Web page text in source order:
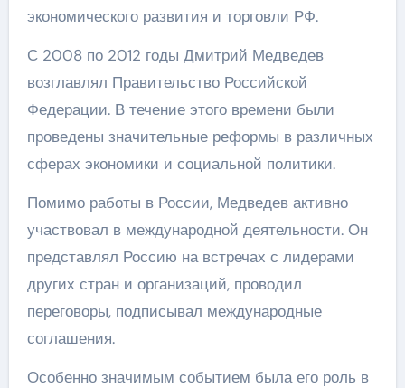
экономического развития и торговли РФ.
С 2008 по 2012 годы Дмитрий Медведев
возглавлял Правительство Российской
Федерации. В течение этого времени были
проведены значительные реформы в различных
сферах экономики и социальной политики.
Помимо работы в России, Медведев активно
участвовал в международной деятельности. Он
представлял Россию на встречах с лидерами
других стран и организаций, проводил
переговоры, подписывал международные
соглашения.
Особенно значимым событием была его роль в